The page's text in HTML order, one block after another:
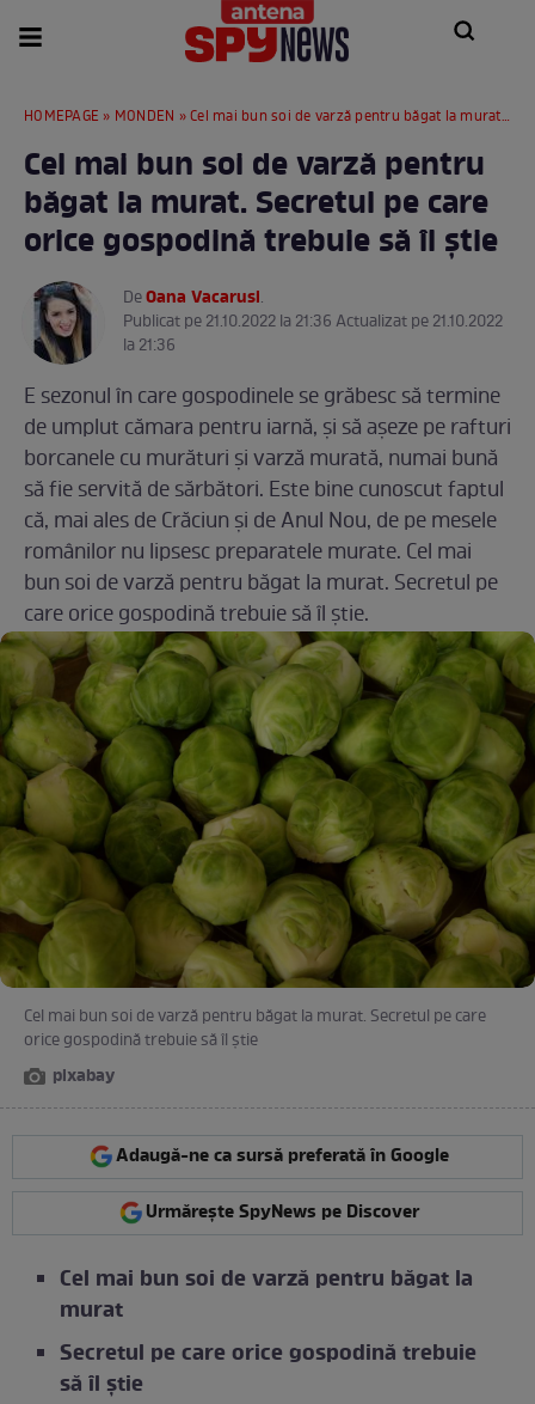
HOMEPAGE » MONDEN » Cel mai bun soi de varză pentru băgat la murat. Secretul pe care orice gospodină trebuie să îl știe
Cel mai bun soi de varză pentru
băgat la murat. Secretul pe care
orice gospodină trebuie să îl știe
DeOana Vacarusi.
Publicat pe 21.10.2022 la 21:36 Actualizat pe 21.10.2022
la 21:36
E sezonul în care gospodinele se grăbesc să termine
de umplut cămara pentru iarnă, și să așeze pe rafturi
borcanele cu murături și varză murată, numai bună
să fie servită de sărbători. Este bine cunoscut faptul
că, mai ales de Crăciun și de Anul Nou, de pe mesele
românilor nu lipsesc preparatele murate. Cel mai
bun soi de varză pentru băgat la murat. Secretul pe
care orice gospodină trebuie să îl știe.
Cel mai bun soi de varză pentru băgat la murat. Secretul pe care
orice gospodină trebuie să îl știe
pixabay
Adaugă-ne ca sursă preferată în Google
Urmărește SpyNews pe Discover
Cel mai bun soi de varză pentru băgat la
murat
Secretul pe care orice gospodină trebuie
să îl știe